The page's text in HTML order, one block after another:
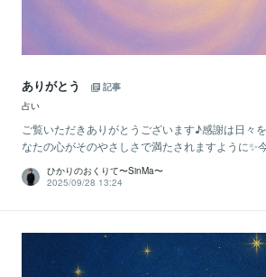
ありがとう
記事
占い
ご覧いただきありがとうございます♪感謝は日々
なたの心がそのやさしさで満たされますように✨
ひかりのおくりて〜SinMa〜
2025/09/28 13:24